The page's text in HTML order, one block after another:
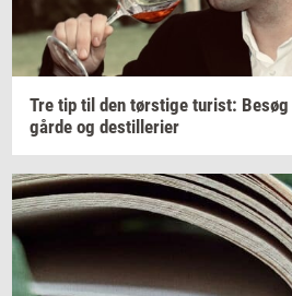
Tre tip til den tørsti­ge turist: Besøg
går­de og destil­le­ri­er